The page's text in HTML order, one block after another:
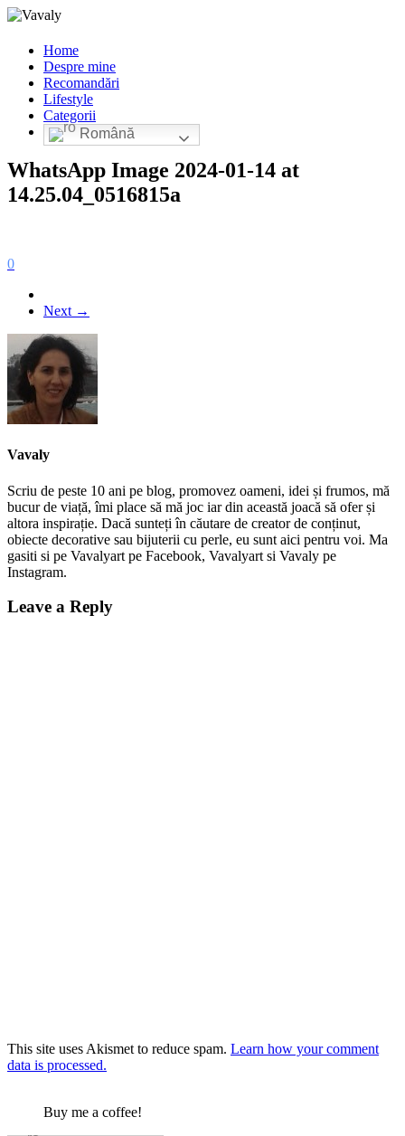
Home
Despre mine
Recomandări
Lifestyle
Categorii
Română
WhatsApp Image 2024-01-14 at
14.25.04_0516815a
0
Next →
Vavaly
Scriu de peste 10 ani pe blog, promovez oameni, idei și frumos, mă
bucur de viață, îmi place să mă joc iar din această joacă să ofer și
altora inspirație. Dacă sunteți în căutare de creator de conținut,
obiecte decorative sau bijuterii cu perle, eu sunt aici pentru voi. Ma
gasiti si pe Vavalyart pe Facebook, Vavalyart si Vavaly pe
Instagram.
Leave a Reply
This site uses Akismet to reduce spam. Learn how your comment
data is processed.
Buy me a coffee!